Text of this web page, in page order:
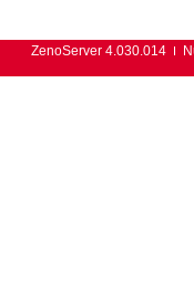
ZenoServer 4.030.014